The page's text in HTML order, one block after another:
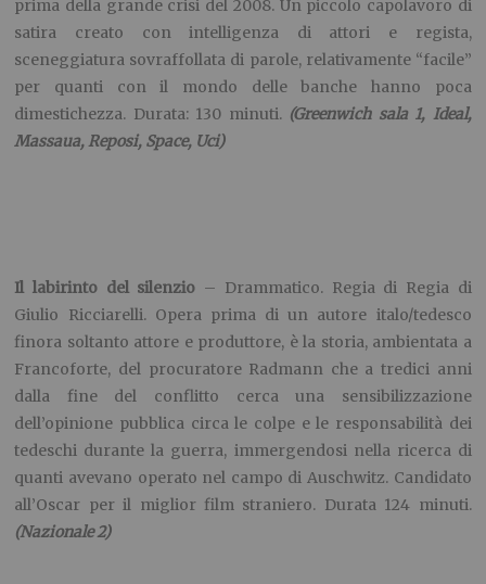
quanti avevano operato nel campo di Auschwitz. Candidato
all’Oscar per il miglior film straniero. Durata 124 minuti.
(Nazionale 2)
ambizione il trono di Scozia. C’è chi lo ha definito la più bella
trasposizione Shakespeariana, c’è chi lo considera un lavoro
di maniera: comunque lo si giudichi, si avrà sempre la
certezza di trovarci davanti a due attori tra i più perfetti e
coinvolgenti del cinema di oggi. Durata: 113 minuti.
(Greenwich 2, Lux sala 2, Uci
Il ponte delle spie –